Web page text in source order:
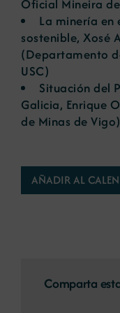
Oficial Mineira
La minería en
sostenible, Xosé
(Departamento
USC)
Situación del
Galicia, Enrique
de Minas de Vigo)
AÑADIR AL
Comparta